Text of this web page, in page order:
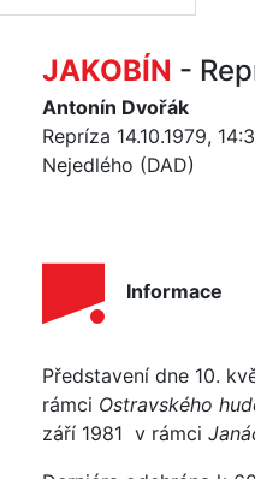
JAKOBÍN -
Antonín Dvořák
Repríza 14.10.1979,
Nejedlého (DAD)
Informace
Představení dne 10.
rámci Ostravského
září 1981 v rámci